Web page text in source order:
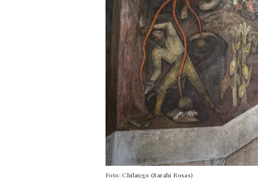
Foto: Chilango (Sarahi Rosas)